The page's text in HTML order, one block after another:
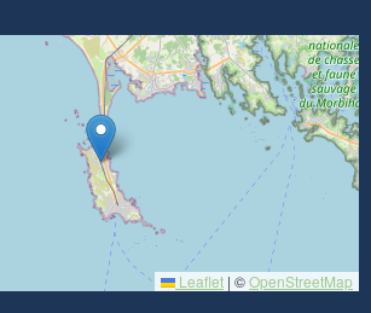
Leaflet | ©OpenStreetMap